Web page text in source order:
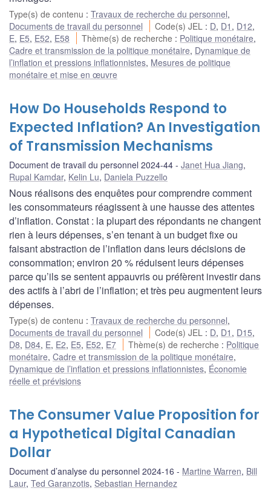
Type(s) de contenu : Travaux de recherche du personnel,
Documents de travail du personnel
Code(s) JEL : D, D1 , D12,
E, E5, E52, E58 Thème(s) de recherche : Politique monétaire,
Cadre et transmission de la politique monétaire, Dynamique de
l’inflation et pressions inflationnistes, Mesures de politique
monétaire et mise en œuvre
How Do Households Respond to
Expected Inflation? An Investigation
of Transmission Mechanisms
Document de travail du personnel 2024-44 Janet Hua Jiang,
Rupal Kamdar, Kelin Lu, Daniela Puzzello
Nous réalisons des enquêtes pour comprendre comment
les consommateurs réagissent à une hausse des attentes
d’inflation. Constat : la plupart des répondants ne changent
rien à leurs dépenses, s’en tenant à un budget fixe ou
faisant abstraction de l’inflation dans leurs décisions de
consommation; environ 20 % réduisent leurs dépenses
parce qu’ils se sentent appauvris ou préfèrent investir dans
des actifs à l’abri de l’inflation; et très peu augmentent leurs
dépenses.
Type(s) de contenu : Travaux de recherche du personnel,
Documents de travail du personnel
Code(s) JEL : D, D1 , D15,
D8, D84, E, E2, E5, E52, E7 Thème(s) de recherche : Politique
monétaire, Cadre et transmission de la politique monétaire,
Dynamique de l’inflation et pressions inflationnistes, Économie
réelle et prévisions
The Consumer Value Proposition for
a Hypothetical Digital Canadian
Dollar
Document d’analyse du personnel 2024-16 Martine Warren, Bill
Laur, Ted Garanzotis, Sebastian Hernandez